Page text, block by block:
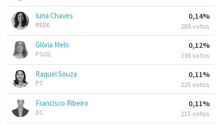
Iuna Chaves
REDE
0,14%
286 votos
Glória Melo
PSOL
0,12%
238 votos
Raquel Souza
PT
0,11%
225 votos
Francisco Ribeiro
DC
0,11%
215 votos